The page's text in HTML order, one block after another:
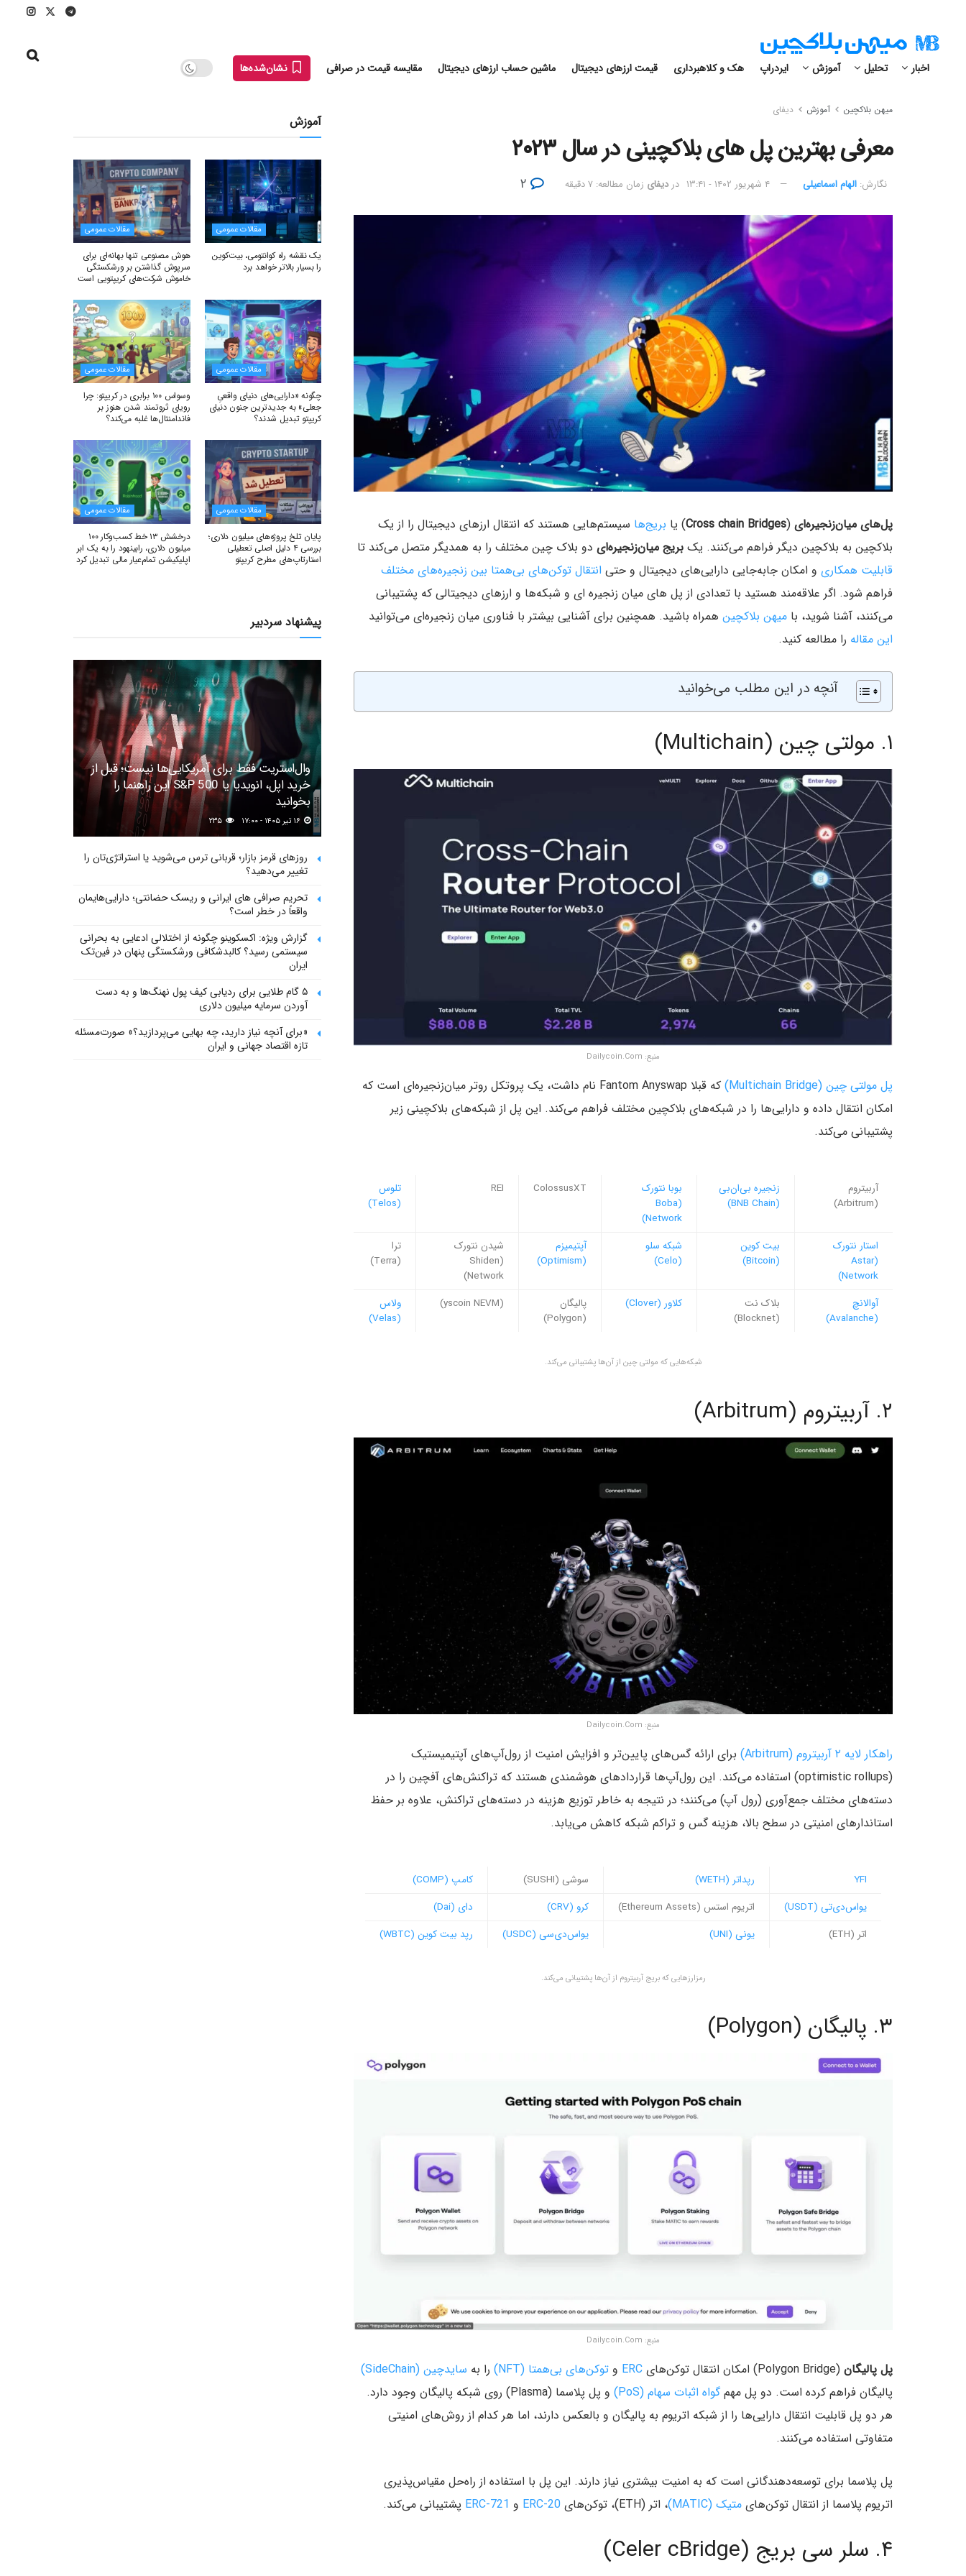
اخبار تحلیل آموزش ایردراپ هک و کلاهبرداری قیمت ارزهای دیجیتال ماشین حساب ارزهای دیجیتال مقایسه قیمت در صرافی نشان‌شده‌ها
میهن بلاکچین آموزش دیفای
معرفی بهترین پل های بلاکچینی در سال ۲۰۲۳
نگارش:‌ الهام اسماعیلی ۴ شهریور ۱۴۰۲ - ۱۳:۴۱ در دیفای زمان مطالعه: ۷ دقیقه
پل‌های میان‌زنجیره‌ای (
Cross chain Bridges) یا بریج‌ها سیستم‌هایی هستند که انتقال ارزهای دیجیتال را از یک
بلاکچین به بلاکچین دیگر فراهم می‌کنند. یک بریج میان‌زنجیره‌ای دو بلاک چین مختلف را به همدیگر متصل می‌کند تا
قابلیت همکاری و امکان جابه‌جایی دارایی‌‌های دیجیتال و حتی انتقال توکن‌های بی‌همتا بین زنجیره‌های مختلف
فراهم شود. اگر علاقه‌مند هستید با تعدادی از پل های میان زنجیره ای و شبکه‌ها و ارزهای دیجیتالی که پشتیبانی
می‌کنند، آشنا شوید، با میهن بلاکچین همراه باشید. همچنین برای آشنایی بیشتر با فناوری میان زنجیره‌ای می‌توانید
این مقاله را مطالعه کنید.
آنچه در این مطلب می‌خوانید
۱. مولتی چین (Multichain)
منبع: Dailycoin.Com
پل مولتی چین (Multichain Bridge)
که قبلا Fantom Anyswap نام داشت، یک پروتکل روتر میان‌زنجیره‌ای است که
امکان انتقال داده و دارایی‌ها را در شبکه‌های بلاکچین مختلف فراهم می‌کند. این پل از شبکه‌های بلاکچینی زیر
پشتیبانی می‌کند.
آربیتروم
(Arbitrum)
زنجیره بی‌ان‌بی
(BNB Chain)
بوبا نتورک
(Boba
Network)
ColossusXT
REI
تلوس
(Telos)
استار نتورک
(Astar
Network)
بیت کوین
(Bitcoin)
شبکه سلو
(Celo)
آپتیمیزم
(Optimism)
شیدن نتورک
(Shiden
Network)
ترا
(Terra)
آوالانچ
(Avalanche)
بلاک نت
(Blocknet)
کلاور (Clover)
پالیگان
(Polygon)
(yscoin NEVM)
ولاس
(Velas)
شبکه‌هایی که مولتی چین از آن‌ها پشتیبانی می‌کند.
۲. آربیتروم (Arbitrum)
منبع: Dailycoin.Com
راهکار لایه ۲ آربیتروم (Arbitrum)
برای ارائه گس‌های پایین‌تر و افزایش امنیت از رول‌آپ‌های آپتیمیستیک
(optimistic rollups) استفاده می‌کند. این رول‌آپ‌ها قراردادهای هوشمندی هستند که تراکنش‌های آفچین را در
دسته‌های مختلف جمع‌آوری (رول آپ) می‌کنند؛ در نتیجه به خاطر توزیع هزینه در دسته‌های تراکنش، علاوه بر حفظ
استاندارهای امنیتی در سطح بالا، هزینه گس و تراکم شبکه کاهش می‌یابد.
YFI رپداتر (WETH) سوشی (SUSHI)
کامپ (COMP)
یو‌اس‌دی‌تی (USDT)
اتریوم استس (Ethereum Assets) کرو (CRV)
دای (Dai)
اتر (ETH)
یونی (UNI) یو‌اس‌دی‌سی (USDC) رپد بیت کوین (WBTC)
رمزارزهایی که بریج آربیتروم از آن‌ها پشتیبانی می‌کند.
۳. پالیگان (Polygon)
منبع: Dailycoin.Com
پل پالیگان (Polygon Bridge) امکان انتقال توکن‌های ERC و توکن‌های بی‌همتا (NFT) را به سایدچین (SideChain)
پالیگان فراهم کرده است. دو پل مهمگواه اثبات سهام (PoS)
و پل پلاسما (Plasma) روی شبکه پالیگان وجود دارد.
هر دو پل قابلیت انتقال دارایی‌ها را از شبکه اتریوم به پالیگان و بالعکس دارند، اما هر کدام از روش‌های امنیتی
متفاوتی استفاده می‌کنند.
پل پلاسما برای توسعه‌دهندگانی است که به امنیت بیشتری نیاز دارند. این پل با استفاده از راه‌حل مقیاس‌پذیری
اتریوم پلاسما از انتقال توکن‌های متیک (MATIC) ، اتر (ETH)، توکن‌های ERC-20 و ERC-721 پشتیبانی می‌کند.
۴. سلر سی بریج (Celer cBridge)
آموزش
مقالات عمومی
یک نقشه راه کوانتومی، بیت‌کوین
را بسیار بالاتر خواهد برد
مقالات عمومی
هوش مصنوعی تنها بهانه‌ای برای
سرپوش گذاشتن بر ورشکستگی
خاموش شرکت‌های کریپتویی است
مقالات عمومی
چگونه «دارایی‌های دنیای واقعیِ
جعلی» به جدیدترین جنون دنیای
کریپتو تبدیل شدند؟
مقالات عمومی
وسواس ۱۰۰ برابری در کریپتو: چرا
رویای ثروتمند شدن هنوز بر
فاندامنتال‌ها غلبه می‌کند؟
مقالات عمومی
پایان تلخ پروژه‌های میلیون دلاری؛
بررسی ۴ دلیل اصلی تعطیلی
استارتاپ‌های مطرح کریپتو
مقالات عمومی
درخشش ۱۳ خط کسب‌وکار ۱۰۰
میلیون دلاری، رابینهود را به یک ابر
اپلیکیشن تمام‌عیار مالی تبدیل کرد
پیشنهاد سردبیر
وال‌استریت فقط برای آمریکایی‌ها نیست؛ قبل از
خرید اپل، انویدیا یا S&P 500 این راهنما را
بخوانید
روزهای قرمز بازار؛ قربانی ترس می‌شوید یا استراتژی‌تان را
تغییر می‌دهید؟
تحریم صرافی های ایرانی و ریسک حضانتی؛ دارایی‌هایمان
واقعاً در خطر است؟
گزارش ویژه: اکسکوینو چگونه از اختلالی ادعایی به بحرانی
سیستمی رسید؟ کالبدشکافی ورشکستگی پنهان در فین‌تک
ایران
۵ گام طلایی برای ردیابی کیف پول‌ نهنگ‌ها و به دست
آوردن سرمایه میلیون دلاری
«برای آنچه نیاز دارید، چه بهایی می‌پردازید؟» صورت‌مسئله
تازه اقتصاد جهانی و ایران